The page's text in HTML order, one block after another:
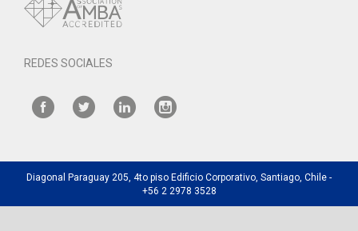
REDES SOCIALES
Diagonal Paraguay 205, 4to piso Edificio Corporativo, Santiago, Chile -
+56 2 2978 3528